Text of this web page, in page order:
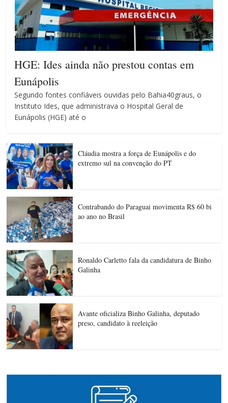
HGE: Ides ainda não prestou contas em
Eunápolis
Segundo fontes confiáveis ouvidas pelo Bahia40graus, o
Instituto Ides, que administrava o Hospital Geral de
Eunápolis (HGE) até o
Cláudia mostra a força de Eunápolis e do
extremo sul na convenção do PT
Contrabando do Paraguai movimenta R$ 60 bi
ao ano no Brasil
Ronaldo Carletto fala da candidatura de Binho
Galinha
Avante oficializa Binho Galinha, deputado
preso, candidato à reeleição